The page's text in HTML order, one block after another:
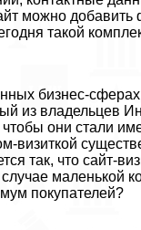
можно
такой
бизнес-
из владельцев
они стали
визиткой
так, что сайт-
маленькой
покупателей?